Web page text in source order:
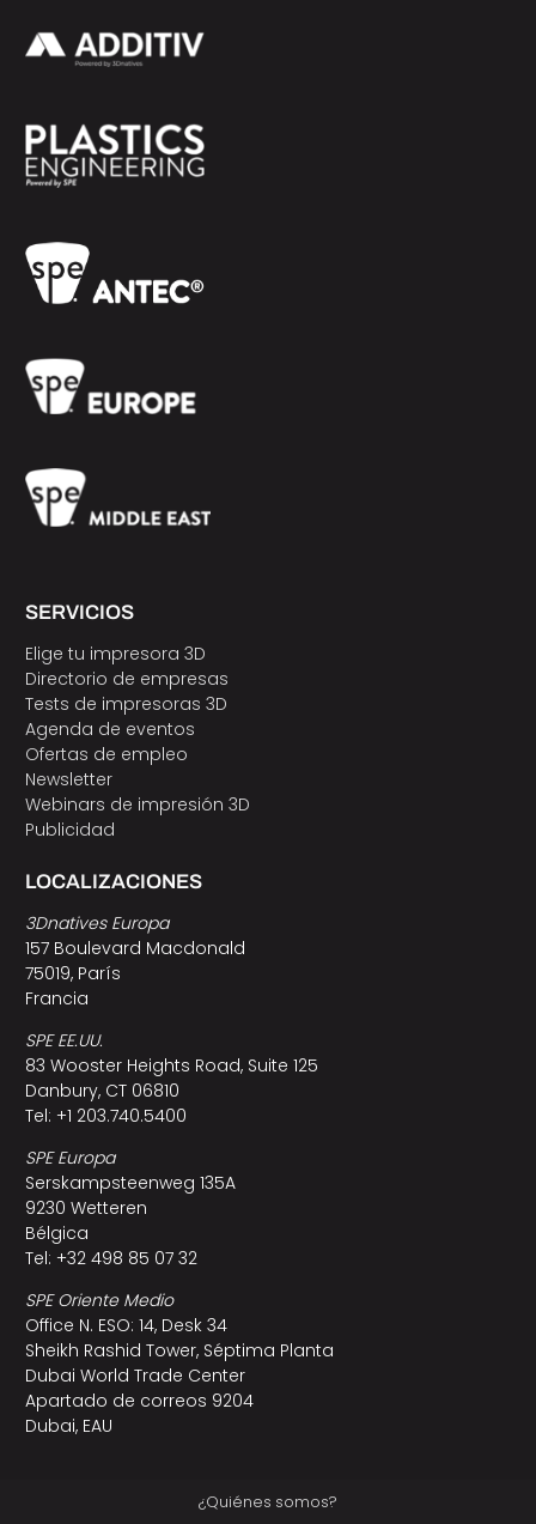
SERVICIOS
Elige tu impresora 3D
Directorio de empresas
Tests de impresoras 3D
Agenda de eventos
Ofertas de empleo
Newsletter
Webinars de impresión 3D
Publicidad
LOCALIZACIONES
3Dnatives Europa
157 Boulevard Macdonald
75019, París
Francia
SPE EE.UU.
83 Wooster Heights Road, Suite 125
Danbury, CT 06810
Tel: +1 203.740.5400
SPE Europa
Serskampsteenweg 135A
9230 Wetteren
Bélgica
Tel: +32 498 85 07 32
SPE Oriente Medio
Office N. ESO: 14, Desk 34
Sheikh Rashid Tower, Séptima Planta
Dubai World Trade Center
Apartado de correos 9204
Dubai, EAU
¿Quiénes somos?